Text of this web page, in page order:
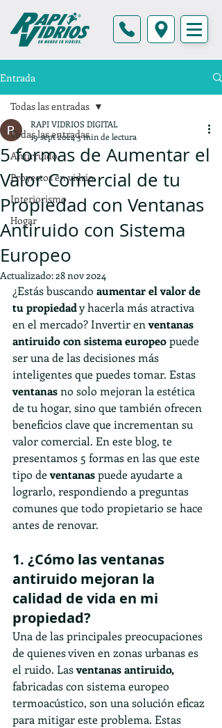
Entrada
Todas las entradas
Antirruido
Proyectos en vidrio
Interiorismo
Hogar
Todas las entradas
5 formas de Aumentar el
Valor Comercial de tu
Propiedad con Ventanas
Antiruido con Sistema
Europeo
RAPI VIDRIOS DIGITAL
19 sept 20243 min de lectura
Actualizado:28 nov 2024
¿Estás buscando aumentar el valor de
tu propiedad y hacerla más atractiva
en el mercado? Invertir en ventanas
antiruido con sistema europeo puede
ser una de las decisiones más
inteligentes que puedes tomar. Estas
ventanas no solo mejoran la estética
de tu hogar, sino que también ofrecen
beneficios clave que incrementan su
valor comercial. En este blog, te
presentamos 5 formas en las que este
tipo de ventanas puede ayudarte a
lograrlo, respondiendo a preguntas
comunes que todo propietario se hace
antes de renovar.
1. ¿Cómo las ventanas
antiruido mejoran la
calidad de vida en mi
propiedad?
Una de las principales preocupaciones
de quienes viven en zonas urbanas es
el ruido. Las ventanas antiruido,
fabricadas con sistema europeo
termoacústico, son una solución eficaz
para mitigar este problema. Estas